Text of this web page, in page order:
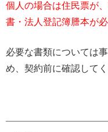
個人の場合は住民票が
書・法人登記簿謄本が必
必要な書類については
め、契約前に確認してく